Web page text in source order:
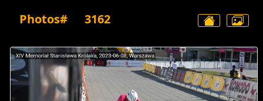
Photos# 3162